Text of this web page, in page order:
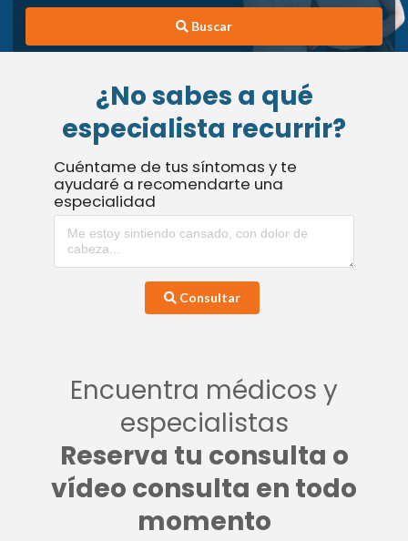
Buscar
¿No sabes a qué
especialista recurrir?
Cuéntame de tus síntomas y te
ayudaré a recomendarte una
especialidad
Consultar
Encuentra médicos y
especialistas
Reserva tu consulta o
vídeo consulta en todo
momento